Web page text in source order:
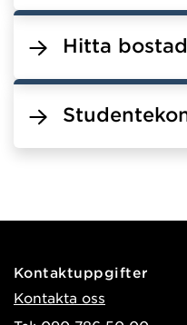
Hitta bostad
Kontaktuppgifter
Kontakta oss